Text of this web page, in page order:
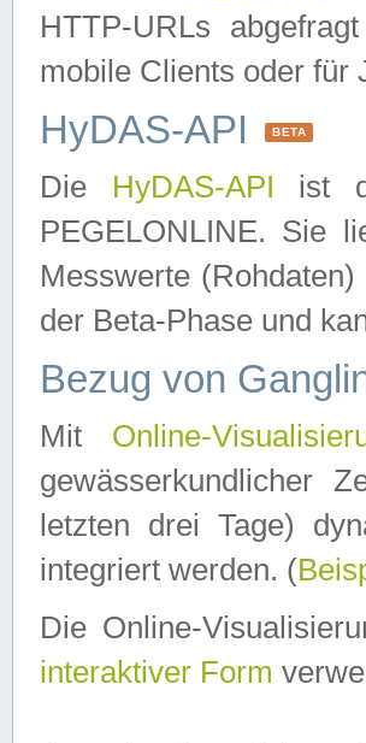
HTTP-URLs
mobile Clients oder für
HyDAS-API BETA
Die HyDAS-API ist
PEGELONLINE. Sie
Messwerte
der Beta-Phase und
Bezug von
Mit Online-
gewässerkundlicher
letzten drei Tage)
integriert werden. (
Die Online-
interaktiver Form